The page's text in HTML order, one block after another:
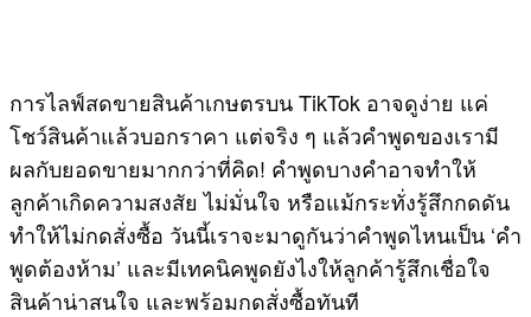
การไลฟ์สดขายสินค้าเกษตรบน TikTok อาจดูง่าย แค่
โชว์สินค้าแล้วบอกราคา แต่จริง ๆ แล้วคำพูดของเรามี
ผลกับยอดขายมากกว่าที่คิด! คำพูดบางคำอาจทำให้
ลูกค้าเกิดความสงสัย ไม่มั่นใจ หรือแม้กระทั่งรู้สึกกดดัน
ทำให้ไม่กดสั่งซื้อ วันนี้เราจะมาดูกันว่าคำพูดไหนเป็น ‘คำ
พูดต้องห้าม’ และมีเทคนิคพูดยังไงให้ลูกค้ารู้สึกเชื่อใจ
สินค้าน่าสนใจ และพร้อมกดสั่งซื้อทันที